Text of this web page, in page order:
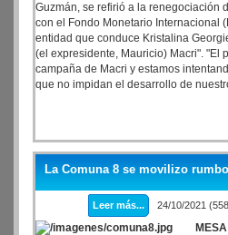
Guzmán, se refirió a la renegociación
con el Fondo Monetario Internacional
entidad que conduce Kristalina
(el expresidente, Mauricio) Macri". "El
campaña de Macri y estamos
que no impidan el desarrollo de
La Comuna 8 se movilizo
Leer más... 24/10/2021